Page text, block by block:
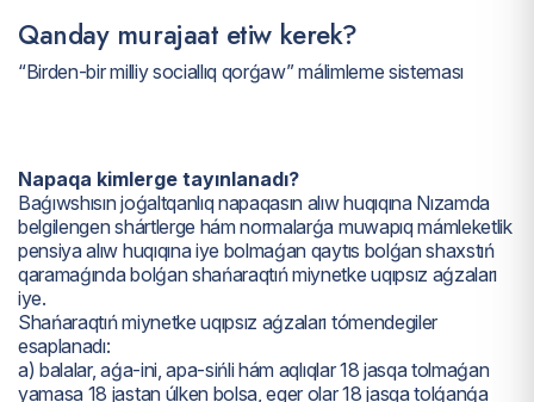
Qanday murajaat etiw kerek?
“Birden-bir milliy sociallıq qorǵaw” málimleme sisteması
Napaqa kimlerge tayınlanadı?
Baǵıwshısın joǵaltqanlıq napaqasın alıw huqıqına Nızamda
belgilengen shártlerge hám normalarǵa muwapıq mámleketlik
pensiya alıw huqıqına iye bolmaǵan qaytıs bolǵan shaxstıń
qaramaǵında bolǵan shańaraqtıń miynetke uqıpsız aǵzaları
iye.
Shańaraqtıń miynetke uqıpsız aǵzaları tómendegiler
esaplanadı:
a) balalar, aǵa-ini, apa-sińli hám aqlıqlar 18 jasqa tolmaǵan
yamasa 18 jastan úlken bolsa, eger olar 18 jasqa tolǵanǵa